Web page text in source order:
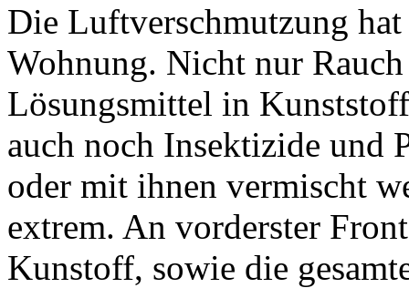
Die Luftverschmutzung
Wohnung. Nicht nur
Lösungsmittel in
auch noch Insektizide und
oder mit ihnen vermischt
extrem. An vorderster
Kunstoff, sowie die